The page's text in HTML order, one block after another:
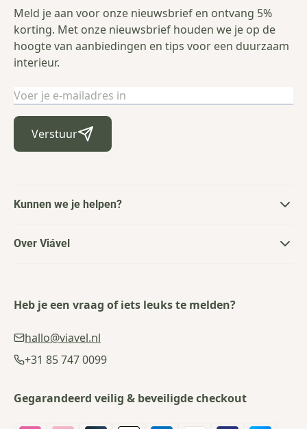
Meld je aan voor onze nieuwsbrief en ontvang 5%
korting. Met onze nieuwsbrief houden we je op de
hoogte van aanbiedingen en tips voor een duurzaam
interieur.
E-mailadres
Verstuur
Kunnen we je helpen?
Over Viável
Heb je een vraag of iets leuks te melden?
hallo@viavel.nl
+31 85 747 0099
Gegarandeerd veilig & beveiligde checkout